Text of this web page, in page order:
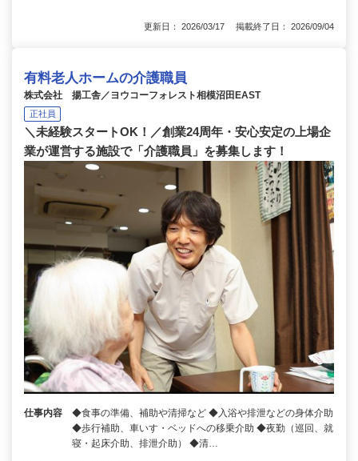
更新日： 2026/03/17 掲載終了日： 2026/09/04
有料老人ホームの介護職員
株式会社 揚工舎／ヨウコーフォレスト相模沼田EAST
正社員
＼未経験スタートOK！／創業24周年・安心安定の上場企
業が運営する施設で「介護職員」を募集します！
仕事内容
◆食事の準備、補助や清掃など ◆入浴や排泄などの身体介助
◆歩行補助、車いす・ベッドへの移乗介助 ◆夜勤（巡回、就
寝・起床介助、排泄介助） ◆清…